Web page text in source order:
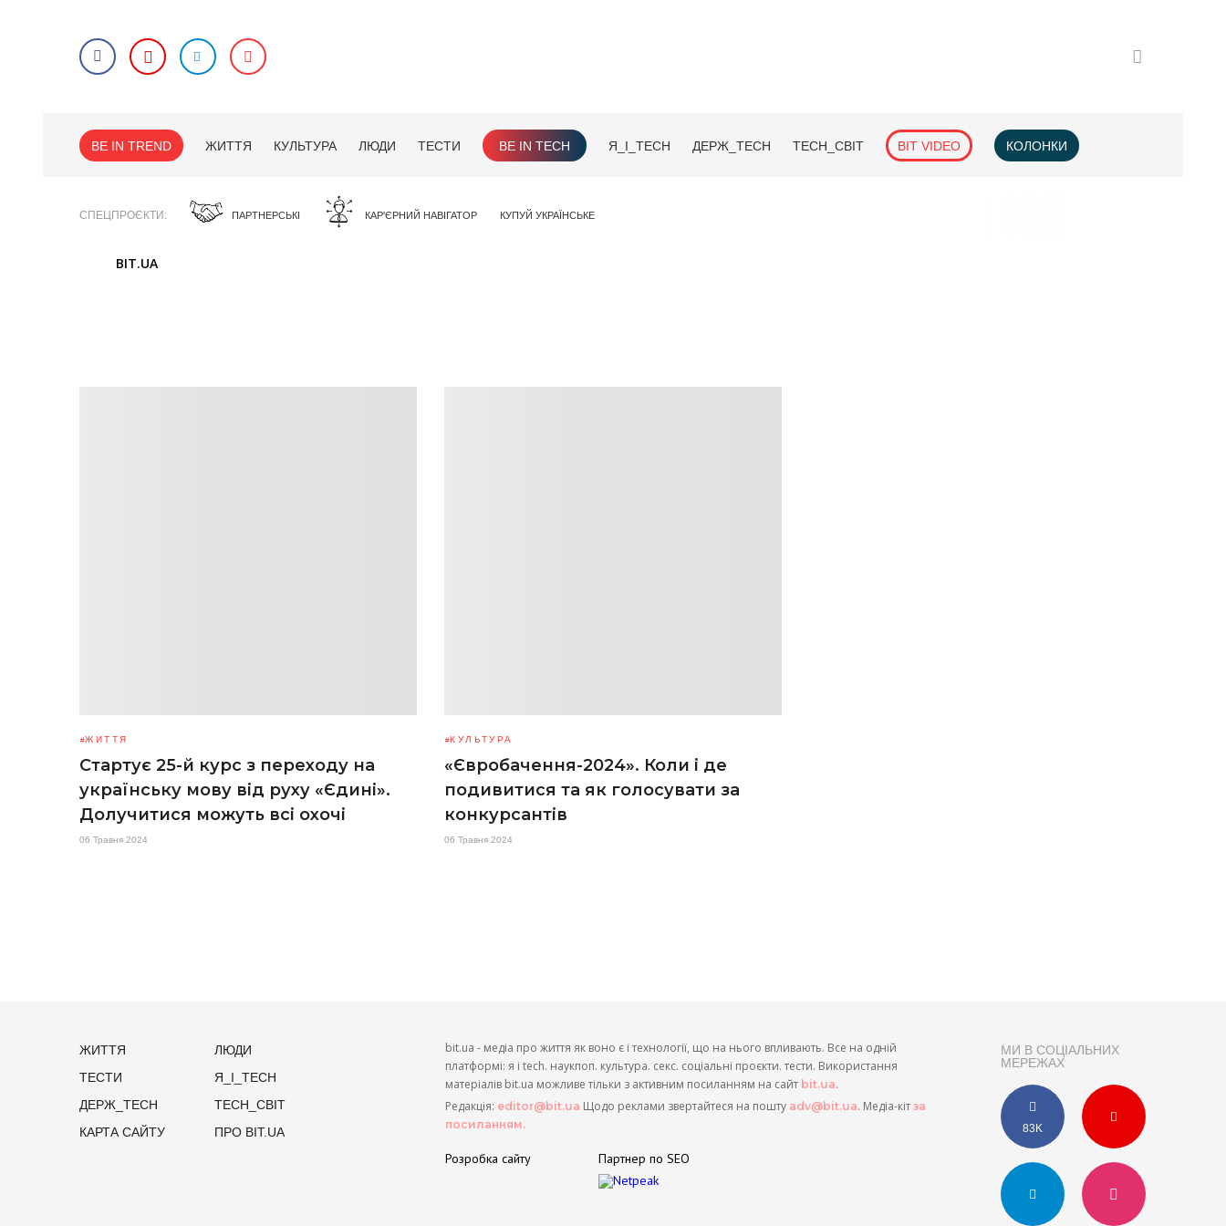
BE IN TREND ЖИТТЯ КУЛЬТУРА ЛЮДИ ТЕСТИ BE IN TECH Я_І_TECH ДЕРЖ_TECH TECH_СВІТ BIT VIDEO КОЛОНКИ
СПЕЦПРОЄКТИ ПАРТНЕРСЬКІ КАР'ЄРНИЙ НАВІГАТОР КУПУЙ УКРАЇНСЬКЕ
BIT.UA
ЖИТТЯ
Стартує 25-й курс з переходу на
українську мову від руху «Єдині».
Долучитися можуть всі охочі
06 Травня 2024
КУЛЬТУРА
«Євробачення-2024». Коли і де
подивитися та як голосувати за
конкурсантів
06 Травня 2024
ЖИТТЯ
ЛЮДИ
ТЕСТИ
Я_І_TECH
ДЕРЖ_TECH
TECH_СВІТ
КАРТА САЙТУ
ПРО BIT.UA
МИ В СОЦІАЛЬНИХ
МЕРЕЖАХ
83K
bit.ua - медіа про життя як воно є і технології, що на нього впливають. Все на одній
платформі: я і tech. наукпоп. культура. секс. соціальні проєкти. тести. Використання
матеріалів bit.ua можливе тільки з активним посиланням на сайт bit.ua.
Редакція: editor@bit.ua Щодо реклами звертайтеся на пошту adv@bit.ua. Медіа-кіт за
посиланням.
Розробка сайту Партнер по SEO